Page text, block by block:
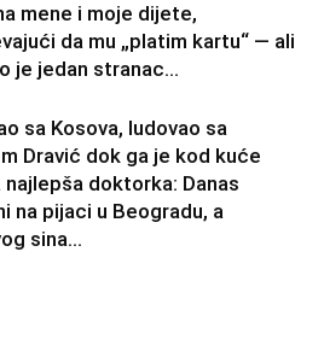
mene i moje dijete,
da mu „platim kartu“ — ali
je jedan stranac...
sa Kosova, ludovao sa
Dravić dok ga je kod kuće
najlepša doktorka: Danas
na pijaci u Beogradu, a
sina...